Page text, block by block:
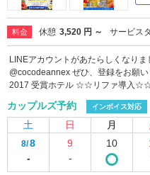
料金 休憩 3,520 円 ～ サービス
LINEアカウントがあたらしくなり
@cocodeannex ぜひ、登録をお願
2017 受賞ホテル ☆☆リファ導入☆☆
カップルズ予約 インボイス対応
土 日 月
8/8
-
9
-
10